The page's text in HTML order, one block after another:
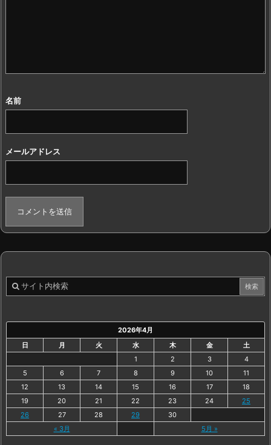
名前
メールアドレス
2026年4月
日
月 火 水 木 金 土
« 3月 5月 »
1 2 3
4
5
6 7 8 9 10
11
12
13 14 15 16 17
18
19
20 21 22 23 24
25
26
27 28 29 30